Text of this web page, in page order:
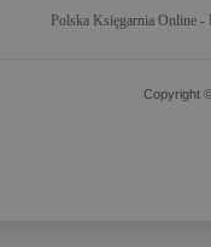
Polska Księgarnia Online
Copyright